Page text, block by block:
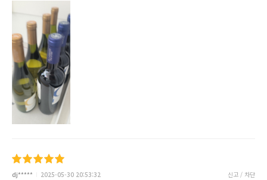
dj***** 2025-05-30 20:53:32 신고 / 차단